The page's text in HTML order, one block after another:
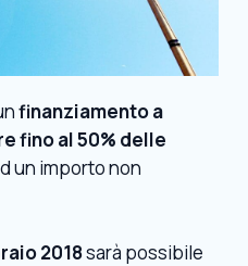
finanziamento a
fino al 50% delle
un importo non
2018sarà possibile